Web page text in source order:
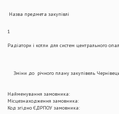
Назва предмета закупівлі
1
Радіатори і котли для систем центрального
Зміни до річного плану закупівель
Найменування замовника:
Місцезнаходження замовника:
Код згідно ЄДРПОУ замовника: